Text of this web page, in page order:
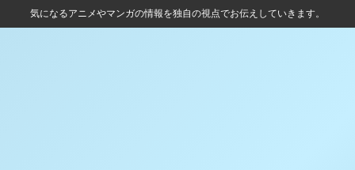
気になるアニメやマンガの情報を独自の視点でお伝えしていきます。